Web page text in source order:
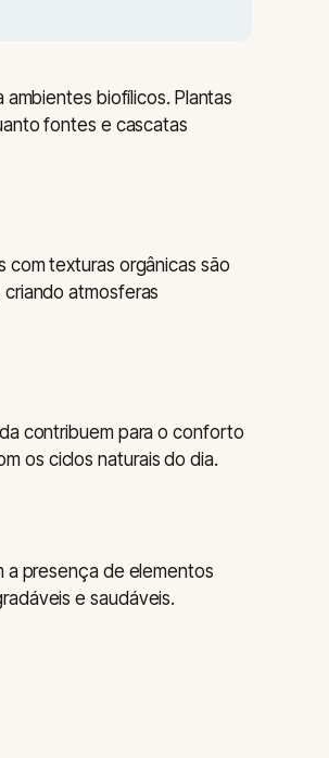
biofílicos. Plantas
fontes e cascatas
com texturas orgânicas são
atmosferas
contribuem para o conforto
os ciclos naturais do dia.
a presença de elementos
e saudáveis.